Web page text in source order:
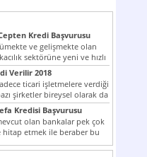
Kredi Başvurusu
ve gelişmekte olan
sektörüne yeni ve hızlı
olan...
Verilir 2018
ticari işletmelere verdiği
şirketler bireysel olarak da
kredi...
Kredisi Başvurusu
olan bankalar pek çok
hitap etmek ile beraber bu